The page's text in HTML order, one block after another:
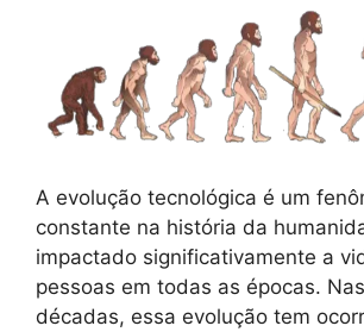
A evolução tecnológica é um
constante na história da
impactado significativamente a
pessoas em todas as épocas.
décadas, essa evolução tem